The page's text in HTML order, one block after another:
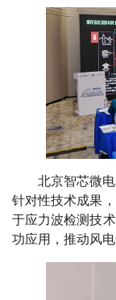
北京智芯微
针对性技术成果
于应力波检测技
功应用，推动风电